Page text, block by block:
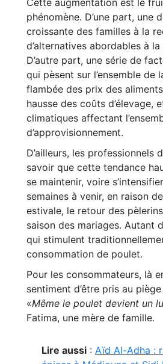
Cette augmentation est le
phénomène. D’une part, une
croissante des familles à la
d’alternatives abordables à
D’autre part, une série de
qui pèsent sur l’ensemble de
flambée des prix des
hausse des coûts d’élevage,
climatiques affectant
d’approvisionnement.
D’ailleurs, les professionnels
savoir que cette tendance
se maintenir, voire
semaines à venir, en raison
estivale, le retour des
saison des mariages. Autant
qui stimulent
consommation de poulet.
Pour les consommateurs, là
sentiment d’être pris au
«Même le poulet devient un
Fatima, une mère de famille.
Lire aussi : Aïd Al-Adha :